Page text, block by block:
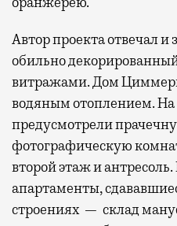
Автор проекта отвечал и
обильно
витражами. Дом
водяным отоплением. На
предусмотрели
фотографическую
второй этаж и
апартаменты,
строениях — склад